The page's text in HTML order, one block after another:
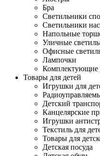
Бра
Светильники
Светильники
Напольные
Уличные
Офисные
Лампочки
Комплектующие
Товары для детей
Игрушки для
Детский
Канцелярские
Игрушки
Текстиль для
Товары для
Детская посуда